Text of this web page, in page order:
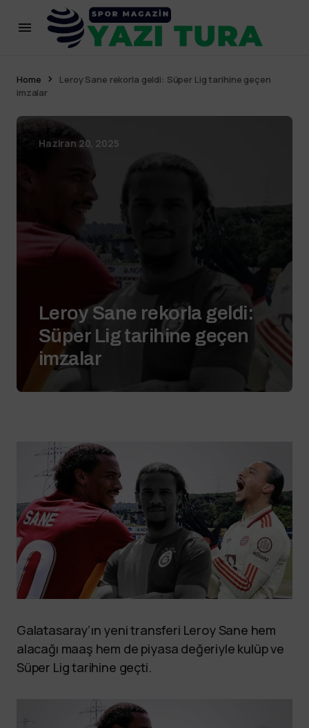
Home
Leroy Sane rekorla geldi: Süper Lig tarihine geçen
imzalar
Haziran 20, 2025
Leroy Sane rekorla geldi:
Süper Lig tarihine geçen
imzalar
Galatasaray’ın yeni transferi Leroy Sane hem
alacağı maaş hem de piyasa değeriyle kulüp ve
Süper Lig tarihine geçti.